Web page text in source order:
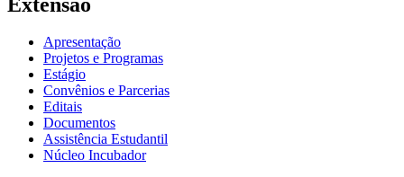
Apresentação
Projetos e Programas
Estágio
Convênios e Parcerias
Editais
Documentos
Assistência Estudantil
Núcleo Incubador